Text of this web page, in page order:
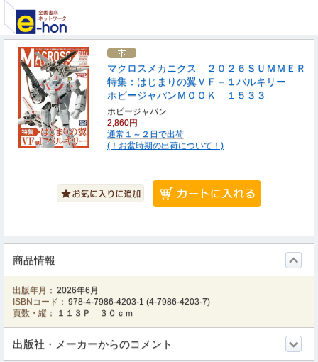
マクロスメカニクス ２０２６ＳＵＭＭＥＲ
特集：はじまりの翼ＶＦ－１バルキリー
ホビージャパンＭＯＯＫ １５３３
ホビージャパン
2,860円
通常１～２日で出荷
(！お盆時期の出荷について！)
商品情報
出版年月： 2026年6月
ISBNコード： 978-4-7986-4203-1 (4-7986-4203-7)
頁数・縦：
１１３Ｐ ３０ｃｍ
出版社・メーカーからのコメント